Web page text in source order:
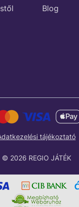
Blog
© 2026 REGIO JÁTÉK
tájékoztató